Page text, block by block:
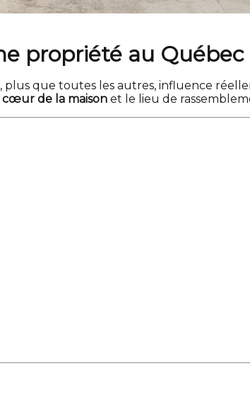
propriété au Québec
plus que toutes les autres, influence
cœur de la maison et le lieu de